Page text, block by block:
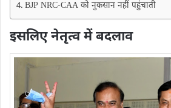
BJP NRC-CAA को नुकसान नहीं पहुंचाती
इसलिए नेतृत्व में बदलाव